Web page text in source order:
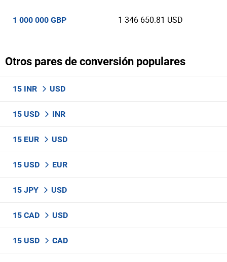
1 000 000 GBP 1 346 650.81 USD
Otros pares de conversión populares
15 INR USD
15 USD INR
15 EUR USD
15 USD EUR
15 JPY USD
15 CAD USD
15 USD CAD